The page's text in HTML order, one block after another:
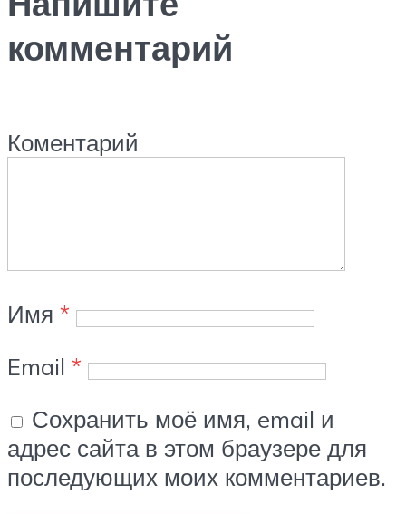
комментарий
Коментарий
Имя *
Email *
Сохранить моё имя, email и
адрес сайта в этом браузере для
последующих моих комментариев.